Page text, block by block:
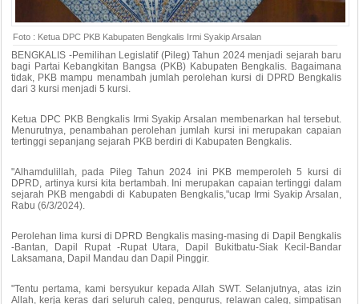
Foto : Ketua DPC PKB Kabupaten Bengkalis Irmi Syakip Arsalan
BENGKALIS -Pemilihan Legislatif (Pileg) Tahun 2024 menjadi sejarah baru
bagi Partai Kebangkitan Bangsa (PKB) Kabupaten Bengkalis. Bagaimana
tidak, PKB mampu menambah jumlah perolehan kursi di DPRD Bengkalis
dari 3 kursi menjadi 5 kursi.
Ketua DPC PKB Bengkalis Irmi Syakip Arsalan membenarkan hal tersebut.
Menurutnya, penambahan perolehan jumlah kursi ini merupakan capaian
tertinggi sepanjang sejarah PKB berdiri di Kabupaten Bengkalis.
"Alhamdulillah, pada Pileg Tahun 2024 ini PKB memperoleh 5 kursi di
DPRD, artinya kursi kita bertambah. Ini merupakan capaian tertinggi dalam
sejarah PKB mengabdi di Kabupaten Bengkalis,"ucap Irmi Syakip Arsalan,
Rabu (6/3/2024).
Perolehan lima kursi di DPRD Bengkalis masing-masing di Dapil Bengkalis
-Bantan, Dapil Rupat -Rupat Utara, Dapil Bukitbatu-Siak Kecil-Bandar
Laksamana, Dapil Mandau dan Dapil Pinggir.
"Tentu pertama, kami bersyukur kepada Allah SWT. Selanjutnya, atas izin
Allah, kerja keras dari seluruh caleg, pengurus, relawan caleg, simpatisan